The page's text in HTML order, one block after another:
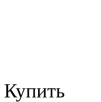
Купить